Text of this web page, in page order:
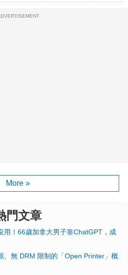
More »
門文章
用！66歲加拿大男子靠ChatGPT，成
、無 DRM 限制的「Open Printer」概